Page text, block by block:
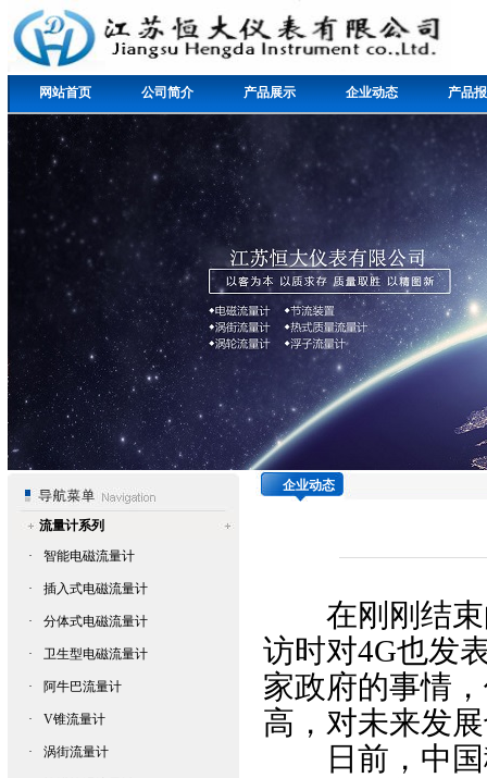
网站首页 公司简介 产品展示 企业动态 产品
流量计系列
·
智能电磁流量计
· 插入式电磁流量计
· 分体式电磁流量计
· 卫生型电磁流量计
· 阿牛巴流量计
· V锥流量计
· 涡街流量计
企业动态
在刚刚结束
访时对4G也发
家政府的事情
高，对未来发
日前，中国